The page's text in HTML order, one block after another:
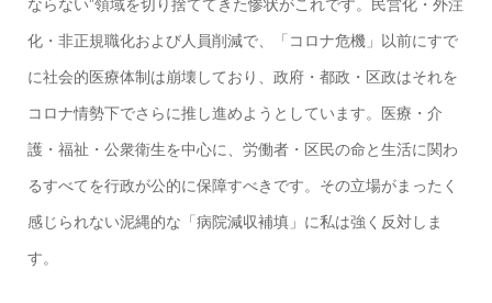
ならない”領域を切り捨ててきた惨状がこれです。民営化・外注
化・非正規職化および人員削減で、「コロナ危機」以前にすで
に社会的医療体制は崩壊しており、政府・都政・区政はそれを
コロナ情勢下でさらに推し進めようとしています。医療・介
護・福祉・公衆衛生を中心に、労働者・区民の命と生活に関わ
るすべてを行政が公的に保障すべきです。その立場がまったく
感じられない泥縄的な「病院減収補填」に私は強く反対しま
す。